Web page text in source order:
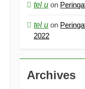
tel u on
tel u on
2022
Archives